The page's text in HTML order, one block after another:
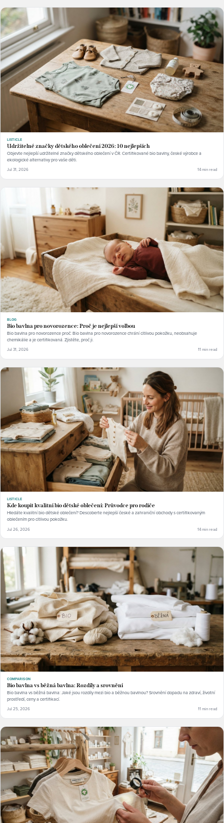
LISTICLE
Udržitelné značky dětského oblečení 2026: 10 nejlepších
Objevte nejlepší udržitelné značky dětského oblečení v ČR. Certifikované bio bavlny, české výrobce a
ekologické alternativy pro vaše děti.
Jul 31, 2026 14 min read
BLOG
Bio bavlna pro novorozence: Proč je nejlepší volbou
Bio bavlna pro novorozence proč: Bio bavlna pro novorozence chrání citlivou pokožku, neobsahuje
chemikálie a je certifikovaná. Zjistěte, proč ji.
Jul 31, 2026 11 min read
LISTICLE
Kde koupit kvalitní bio dětské oblečení: Průvodce pro rodiče
Hledáte kvalitní bio dětské oblečení? Descoberte nejlepší české a zahraniční obchody s certifikovaným
oblečením pro citlivou pokožku.
Jul 26, 2026 14 min read
COMPARISON
Bio bavlna vs běžná bavlna: Rozdíly a srovnění
Bio bavlna vs běžná bavlna: Jaké jsou rozdíly mezi bio a běžnou bavlnou? Srovnění dopadu na zdraví, životní
prostředí, ceny a certifikací.
Jul 25, 2026 11 min read